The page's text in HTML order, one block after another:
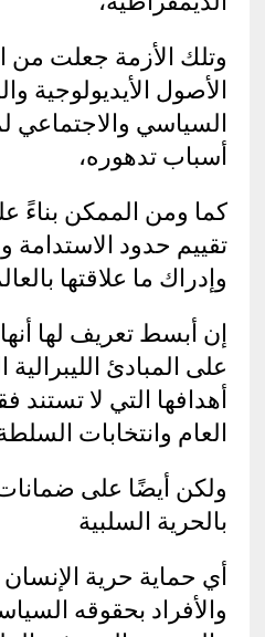
وتلك الأزمة جعلت من
الأصول الأيديولوجية
السياسي والاجتماعي
أسباب تدهوره،
كما ومن الممكن بناءً
تقييم حدود الاستدامة
وإدراك ما علاقتها
إن أبسط تعريف لها
على المبادئ
أهدافها التي لا تستند
العام وانتخابات
ولكن أيضًا على
بالحرية السلبية
أي حماية حرية
والأفراد بحقوقه